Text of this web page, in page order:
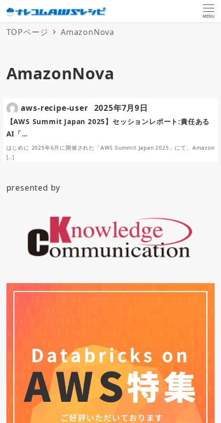
MENU
TOPページ AmazonNova
AmazonNova
【AWS Summit Japan 2025】セッションレポート:責任ある
AI「…
はじめに 2025年6月に開催された「AWS Summit Japan 2025」にて、Amazon
[…]
aws-recipe-user 2025年7月9日
presented by